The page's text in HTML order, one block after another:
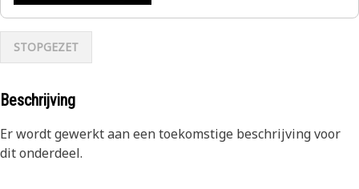
STOPGEZET
Beschrijving
Er wordt gewerkt aan een toekomstige beschrijving voor
dit onderdeel.